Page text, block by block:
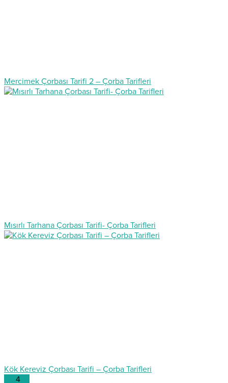
Mercimek Çorbası Tarifi 2 – Çorba Tarifleri
Mısırlı Tarhana Çorbası Tarifi- Çorba Tarifleri
Kök Kereviz Çorbası Tarifi – Çorba Tarifleri
4